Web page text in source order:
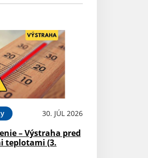
30. JÚL 2026
– Výstraha pred
teplotami (3.